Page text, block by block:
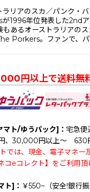
ラリアのスカ／パンク・
1996年位発表した2nd
もあるオーストラリアのス
Porkers。ファンで、
円以上で送料無
ト/ゆうパック]： 宅急便
、30,000円以上～ 630
では、現金、電子マネー
コeコレクト】をご利用頂
ト]： ￥550~（安全!銀行